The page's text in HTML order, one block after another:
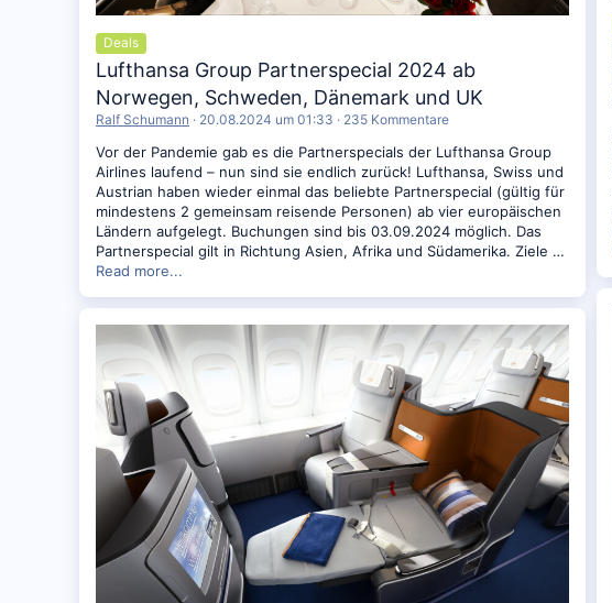
Deals
Lufthansa Group Partnerspecial 2024 ab
Norwegen, Schweden, Dänemark und UK
Ralf Schumann 20.08.2024 um 01:33 235 Kommentare
Vor der Pandemie gab es die Partnerspecials der Lufthansa Group
Airlines laufend – nun sind sie endlich zurück! Lufthansa, Swiss und
Austrian haben wieder einmal das beliebte Partnerspecial (gültig für
mindestens 2 gemeinsam reisende Personen) ab vier europäischen
Ländern aufgelegt. Buchungen sind bis 03.09.2024 möglich. Das
Partnerspecial gilt in Richtung Asien, Afrika und Südamerika. Ziele …
Read more...